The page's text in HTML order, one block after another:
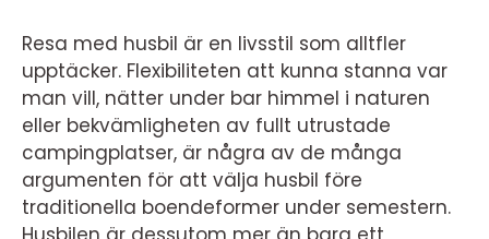
Resa med husbil är en livsstil som alltfler
upptäcker. Flexibiliteten att kunna stanna var
man vill, nätter under bar himmel i naturen
eller bekvämligheten av fullt utrustade
campingplatser, är några av de många
argumenten för att välja husbil före
traditionella boendeformer under semestern.